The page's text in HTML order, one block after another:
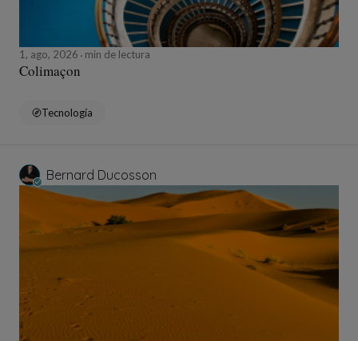
1, ago, 2026 min de lectura
Colimaçon
Tecnología
Bernard Ducosson